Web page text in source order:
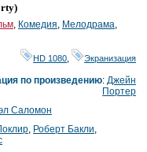
)
Комедия Мелодрама
HD 1080 Экранизация
по произведению: Джейн
Портер
Саломон
Роберт Бакли